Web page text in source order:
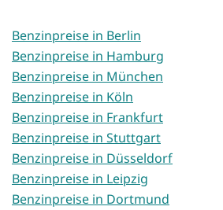
Benzinpreise in Berlin
Benzinpreise in Hamburg
Benzinpreise in München
Benzinpreise in Köln
Benzinpreise in Frankfurt
Benzinpreise in Stuttgart
Benzinpreise in Düsseldorf
Benzinpreise in Leipzig
Benzinpreise in Dortmund